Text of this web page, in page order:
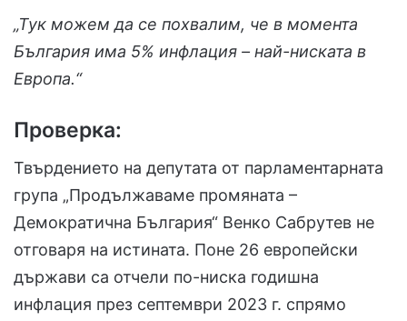
„Тук можем да се похвалим, че в момента
България има 5% инфлация – най-ниската в
Европа.“
Проверка:
Твърдението на депутата от парламентарната
група „Продължаваме промяната –
Демократична България“ Венко Сабрутев не
отговаря на истината. Поне 26 европейски
държави са отчели по-ниска годишна
инфлация през септември 2023 г. спрямо